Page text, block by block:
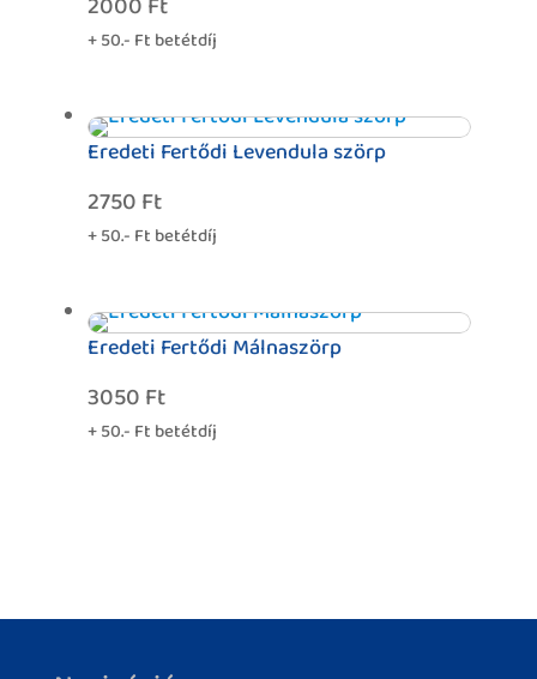
+ 50.- Ft betétdíj
Eredeti Fertődi Levendula szörp
2750Ft
+ 50.- Ft betétdíj
Eredeti Fertődi Málnaszörp
3050Ft
+ 50.- Ft betétdíj